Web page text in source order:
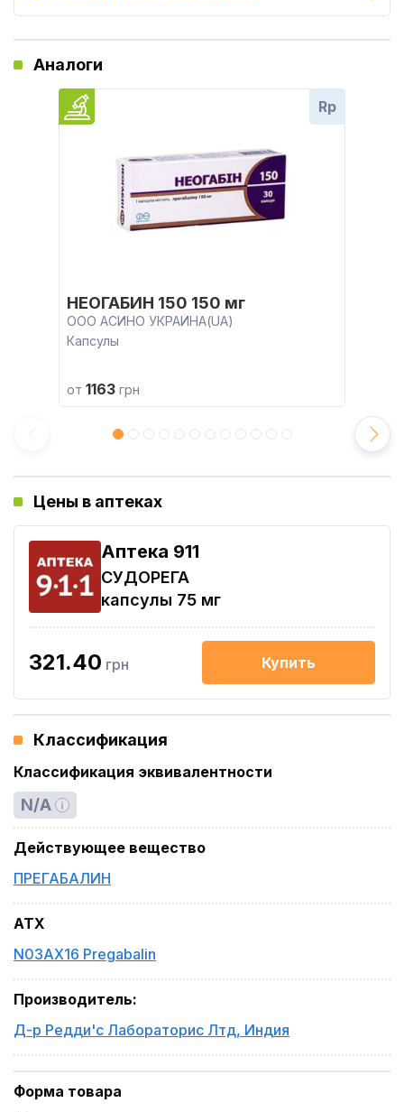
Аналоги
Rp
НЕОГАБИН 150 150 мг
ООО АСИНО УКРАИНА(UA)
Капсулы
от 1163 грн
Цены в аптеках
Aптека 911
СУДОРЕГА
капсулы 75 мг
321.40 грн Купить
Классификация
Классификация эквивалентности
N/A
Действующее вещество
ПРЕГАБАЛИН
ATX
N03AX16 Pregabalin
Производитель:
Д-р Редди'с Лабораторис Лтд, Индия
Форма товара